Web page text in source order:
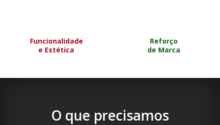
Funcionalidade
e Estética
Reforço
de Marca
O que precisamos